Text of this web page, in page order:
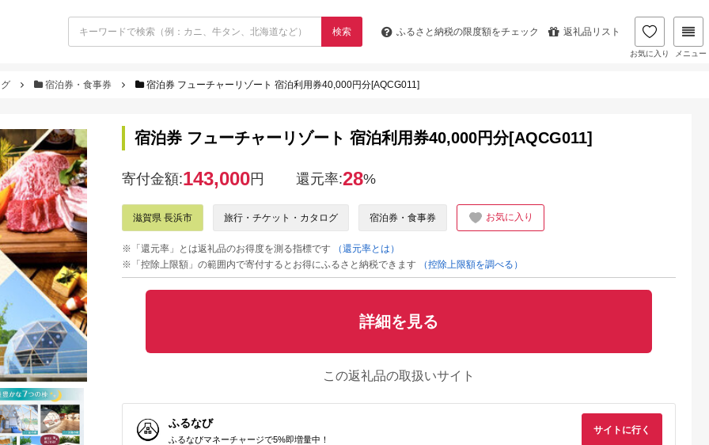
検索 ふるさと納税の限度額をチェック 返礼品リスト
お気に入り メニュー
宿泊券・食事券 宿泊券 フューチャーリゾート 宿泊利用券40,000円分[AQCG011]
宿泊券 フューチャーリゾート 宿泊利用券40,000円分[AQCG011]
寄付金額:143,000円 還元率:28%
滋賀県 長浜市 旅行・チケット・カタログ 宿泊券・食事券 お気に入り
※「還元率」とは返礼品のお得度を測る指標です
（還元率とは）
※「控除上限額」の範囲内で寄付するとお得にふるさと納税できます
（控除上限額を調べる）
詳細を見る
この返礼品の取扱いサイト
ふるなび
ふるなびマネーチャージで5%即増量中！
サイトに行く